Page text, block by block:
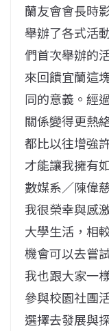
蘭友會會長時
舉辦了各式活
們首次舉辦的
來回饋宜蘭這
同的意義。經
關係變得更熱
都比以往增強
才能讓我擁有
數媒系／陳偉
我很榮幸與感
大學生活，相
機會可以去嘗
我也跟大家一
參與校園社團
選擇去發展與